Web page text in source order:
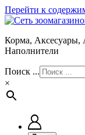
Перейти к
Корма,
Наполнители
Поиск ...
×